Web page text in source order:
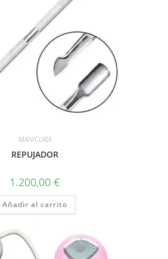
MANICURA
REPUJADOR
1.200,00 €
Añadir al carrito